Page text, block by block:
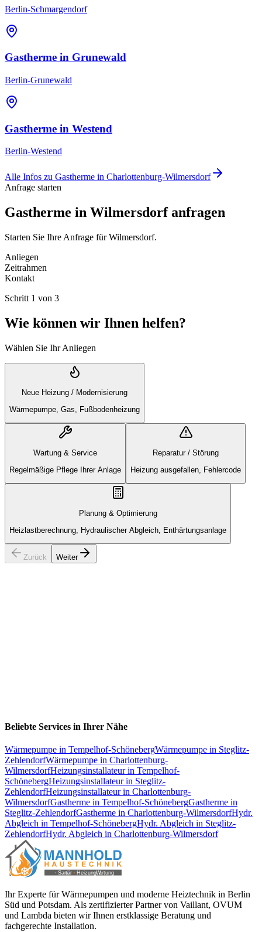
Berlin-Schmargendorf
Gastherme in Grunewald
Berlin-Grunewald
Gastherme in Westend
Berlin-Westend
Alle Infos zu Gastherme in Charlottenburg-Wilmersdorf
Anfrage starten
Gastherme in Wilmersdorf anfragen
Starten Sie Ihre Anfrage für Wilmersdorf.
Anliegen
Zeitrahmen
Kontakt
Schritt 1 von 3
Wie können wir Ihnen helfen?
Wählen Sie Ihr Anliegen
Neue Heizung / Modernisierung
Wärmepumpe, Gas, Fußbodenheizung
Wartung & Service
Regelmäßige Pflege Ihrer Anlage
Reparatur / Störung
Heizung ausgefallen, Fehlercode
Planung & Optimierung
Heizlastberechnung, Hydraulischer Abgleich, Enthärtungsanlage
Zurück Weiter
Beliebte Services in Ihrer Nähe
Wärmepumpe in Tempelhof-SchönebergWärmepumpe in Steglitz-
ZehlendorfWärmepumpe in Charlottenburg-
WilmersdorfHeizungsinstallateurin Tempelhof-
SchönebergHeizungsinstallateurin Steglitz-
ZehlendorfHeizungsinstallateurin Charlottenburg-
WilmersdorfGastherme in Tempelhof-SchönebergGastherme in
Steglitz-ZehlendorfGastherme in Charlottenburg-WilmersdorfHydr.
Abgleich in Tempelhof-SchönebergHydr. Abgleich in Steglitz-
ZehlendorfHydr. Abgleich in Charlottenburg-Wilmersdorf
Ihr Experte für Wärmepumpen und moderne Heiztechnik in Berlin
Süd und Potsdam. Als zertifizierter Partner von Vaillant, OVUM
und Lambda bieten wir Ihnen erstklassige Beratung und
fachgerechte Installation.